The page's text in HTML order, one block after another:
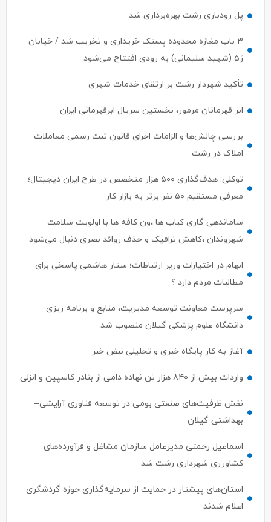
۳ باب مغازه محدوده پستک خریداری و تخریب شد / خیابان
تأکید شهردار رشت بر ارتقای خدمات شهری
ابر قهرمانان مرموز، نخستین سریال ابرقهرمانی ایران
بررسی چالش‌ها و الزامات اجرای قانون ثبت رسمی معاملات
معرفی مستقیم ۵۰ نفر برتر به بازار کار
ساماندهی گاری کباب ها ،ون کافه ها با اولویت سلامت
شهروندان ،کاهش ترافیک و حذف زوائد بصری دنبال می‌شود
ابهام در اختیارات وزیر ارتباطات؛ ستار هاشمی پاسخی برای
سرپرست معاونت توسعه مدیریت، منابع و برنامه ریزی
آغاز به کار پایگاه خبری و تحلیلی نبض خبر
واردات بیش از ۸۴۰ هزار تن نهاده دامی از بنادر كاسپین و انزلی
نقش ظرفیت‌های صنعتی بومی در توسعه فناوری آرایشی–
بهداشتی گیلان
اسماعیل رحمتی مدیرعامل سازمان مشاغل و فرآورده‌های
استان‌های پیشتاز در حمایت از سرمایه‌گذاری حوزه گردشگری
ترک جذب سرمایه‌گذار ، ترک فعل محسوب می‌شود